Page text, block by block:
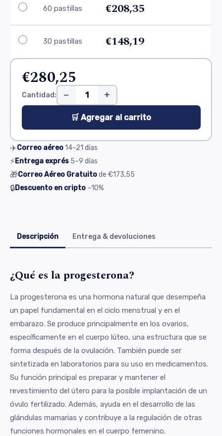
60 pastillas €208,35
30 pastillas €148,19
€280,25
Cantidad: − +
🛒 Agregar al carrito
✈️Correo aéreo14–21 días
⚡Entrega exprés 5–9 días
🎁Correo Aéreo Gratuitode €173,55
🔒Descuento en cripto −10%
Descripción Entrega & devoluciones
¿Qué es la progesterona?
La progesterona es una hormona natural que desempeña
un papel fundamental en el ciclo menstrual y en el
embarazo. Se produce principalmente en los ovarios,
específicamente en el cuerpo lúteo, una estructura que se
forma después de la ovulación. También puede ser
sintetizada en laboratorios para su uso en medicamentos.
Su función principal es preparar y mantener el
revestimiento del útero para la posible implantación de un
óvulo fertilizado. Además, ayuda en el desarrollo de las
glándulas mamarias y contribuye a la regulación de otras
funciones hormonales en el cuerpo femenino.